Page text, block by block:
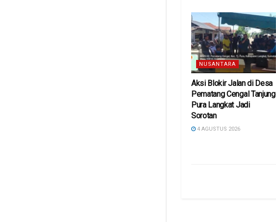
NUSANTARA
Aksi Blokir Jalan di Desa
Pematang Cengal Tanjung
Pura Langkat Jadi
Sorotan
4 AGUSTUS 2026